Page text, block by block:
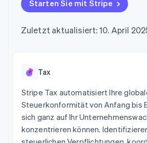
Zugriff auf mehr als
Terminal
Optimierung der
Autorisierungsraten
Link
Beschleunigter
Bezahlvorgang
Financial
Connections
Verbundene
Data
Geldmanagement
SaaS
KI-Unternehmen
Creator Economy
Gaming
Bewirtung, Reisen
Freizeit
Versicherungen
Marktplatz auf
nutzungsbasierte
geht´s
Bereitstellung und
Verwaltung von
Diensten mit
Produkt-Roadmap
Karriere
Stripe Press
Kontakt
Sales-Team
kontaktieren
Partner werden
Starten Sie mit Stripe
Zuletzt aktualisiert: 10. April
Tax
Stripe Tax automatisiert Ihre
Steuerkonformität von Anfang bis
sich ganz auf Ihr
konzentrieren können.